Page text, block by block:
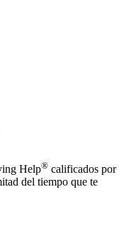
Help® calificados por
del tiempo que te